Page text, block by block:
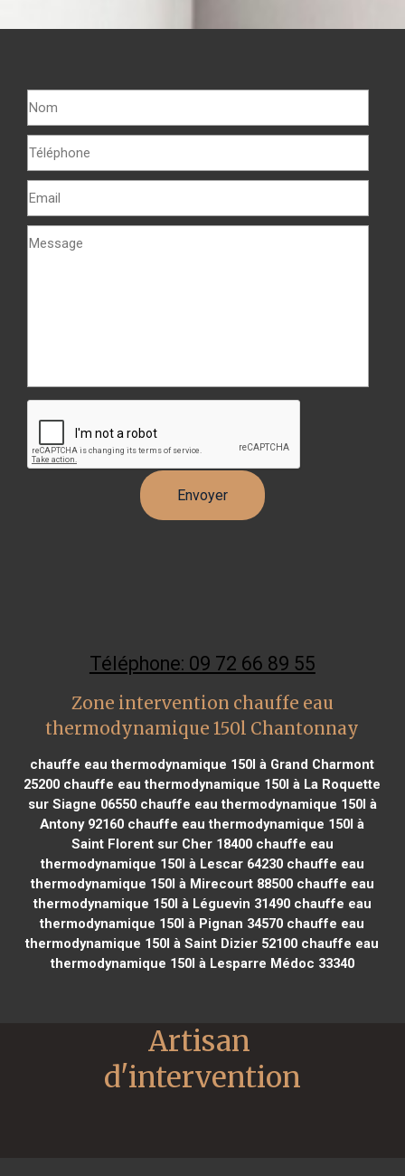
Téléphone: 09 72 66 89 55
Zone intervention chauffe eau
thermodynamique 150l Chantonnay
chauffe eau thermodynamique 150l à Grand Charmont
25200 chauffe eau thermodynamique 150l à La Roquette
sur Siagne 06550chauffe eau thermodynamique 150l à
Antony 92160 chauffe eau thermodynamique 150l à
Saint Florent sur Cher 18400chauffe eau
thermodynamique 150l à Lescar 64230chauffe eau
thermodynamique 150l à Mirecourt 88500chauffe eau
thermodynamique 150l à Léguevin 31490chauffe eau
thermodynamique 150l à Pignan 34570 chauffe eau
thermodynamique 150l à Saint Dizier 52100 chauffe eau
thermodynamique 150l à Lesparre Médoc 33340
Artisan
d'intervention